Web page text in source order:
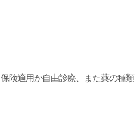
険適用か自由診療、また薬の種類